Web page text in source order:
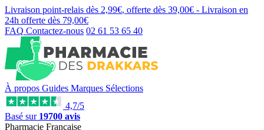
Livraison point-relais dès 2,99€, offerte dès 39,00€ - Livraison en
24h offerte dès 79,00€
FAQ Contactez-nous 02 61 53 65 40
À propos Guides Marques Sélections
4,7/5
Basé sur 19700 avis
Pharmacie Française